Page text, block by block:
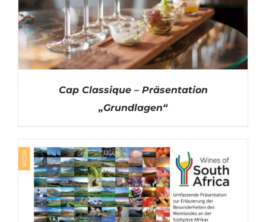
DETAILS
Cap Classique – Präsentation
„Grundlagen“